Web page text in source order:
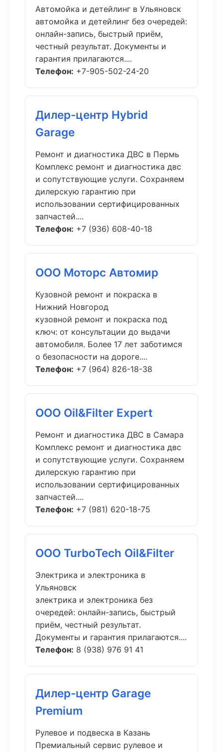
Автомойка и детейлинг в Ульяновск
автомойка и детейлинг без очередей:
онлайн-запись, быстрый приём,
честный результат. Документы и
гарантия прилагаются....
Телефон: +7-905-502-24-20
Дилер-центр Hybrid
Garage
Ремонт и диагностика ДВС в Пермь
Комплекс ремонт и диагностика двс
и сопутствующие услуги. Сохраняем
дилерскую гарантию при
использовании сертифицированных
запчастей....
Телефон: +7 (936) 608-40-18
ООО Моторс Автомир
Кузовной ремонт и покраска в
Нижний Новгород
кузовной ремонт и покраска под
ключ: от консультации до выдачи
автомобиля. Более 17 лет заботимся
о безопасности на дороге....
Телефон: +7 (964) 826-18-38
ООО Oil&Filter Expert
Ремонт и диагностика ДВС в Самара
Комплекс ремонт и диагностика двс
и сопутствующие услуги. Сохраняем
дилерскую гарантию при
использовании сертифицированных
запчастей....
Телефон: +7 (981) 620-18-75
ООО TurboTech Oil&Filter
Электрика и электроника в
Ульяновск
электрика и электроника без
очередей: онлайн-запись, быстрый
приём, честный результат.
Документы и гарантия прилагаются....
Телефон: 8 (938) 976 91 41
Дилер-центр Garage
Premium
Рулевое и подвеска в Казань
Премиальный сервис рулевое и